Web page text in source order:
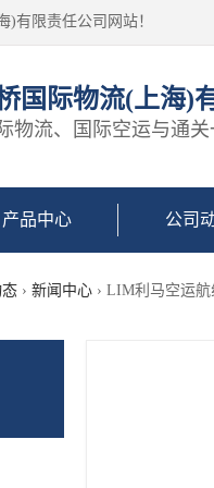
)有限责任公司网站！
国际物流(上海)
物流、国际空运与通
产品中心 公司
› 新闻中心 › LIM利马空运航